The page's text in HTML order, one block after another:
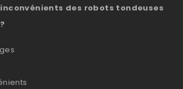
inconvénients des robots tondeuses
?